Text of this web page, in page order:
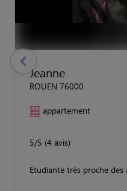
Jeanne
ROUEN 76000
appartement
5/5 (4 avis)
Étudiante très proche des
previous